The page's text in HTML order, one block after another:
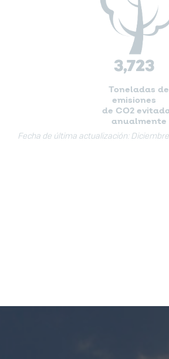
3,723
Toneladas de
emisiones
de CO2
anualmente
Fecha de última actualización: